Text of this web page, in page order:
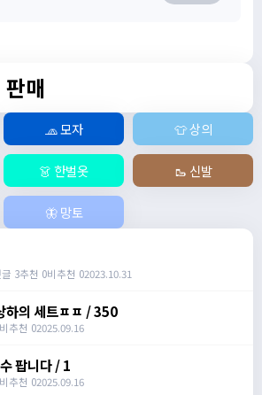
매
🧢 모자 👕 상의
👗 한벌옷 🥾 신발
🦋 망토
글 3추천 0비추천 02023.10.31
하의 세트ㅍㅍ / 350
비추천 02025.09.16
팝니다 / 1
비추천 02025.09.16